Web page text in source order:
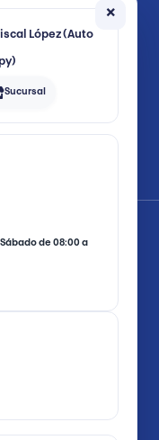
×
López (Auto
Sucursal
de 08:00 a
en: